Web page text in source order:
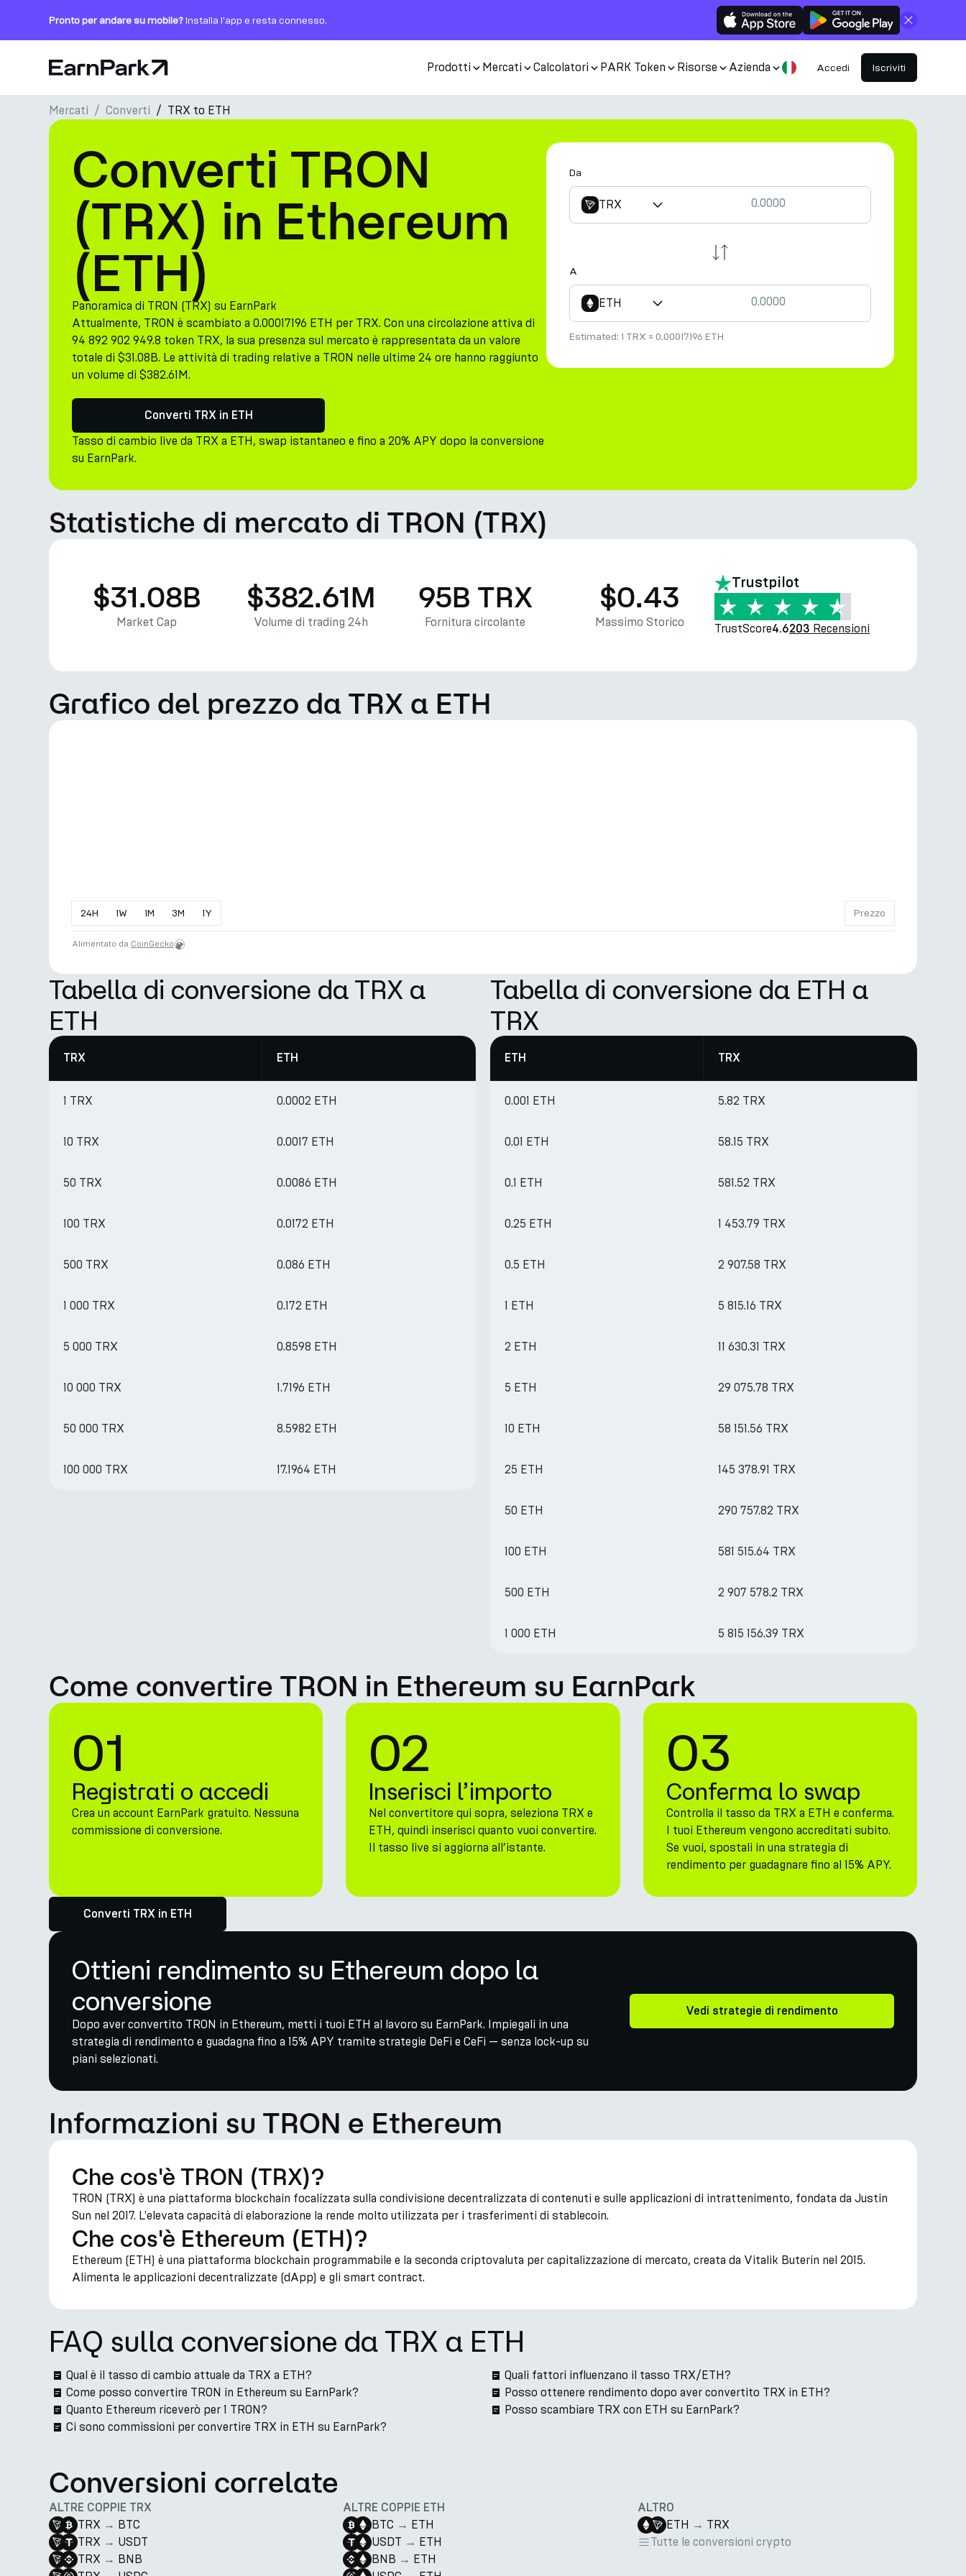
Pronto per andare su mobile?Installa l'app e resta connesso. Chiudi
Pagina principale Prodotti Mercati Calcolatori PARK Token Risorse Azienda Accedi Iscriviti
Prodotti
Mercati
Calcolatori
PARK Token
Risorse
Azienda
Mercati Converti TRX to ETH
Converti TRON
(TRX) in Ethereum
(ETH)
Panoramica di TRON (TRX) su EarnPark
Attualmente, TRON è scambiato a 0.00017196 ETH per TRX. Con una circolazione attiva di
94 892 902 949.8 token TRX, la sua presenza sul mercato è rappresentata da un valore
totale di $31.08B. Le attività di trading relative a TRON nelle ultime 24 ore hanno raggiunto
un volume di $382.61M.
Converti TRX in ETH
Tasso di cambio live da TRX a ETH, swap istantaneo e fino a 20% APY dopo la conversione
su EarnPark.
Da
TRX
A
ETH
Estimated: 1 TRX ≈ 0.00017196 ETH
Statistiche di mercato di TRON (TRX)
$31.08B
Market Cap
$382.61M
Volume di trading 24h
95B TRX
Fornitura circolante
$0.43
Massimo Storico
Trustpilot
TrustScore4.6203 Recensioni
Grafico del prezzo da TRX a ETH
24H 1W 1M 3M 1Y Prezzo
Alimentato da CoinGecko
Tabella di conversione da TRX a
ETH
TRX ETH
1 TRX 0.0002 ETH
10 TRX 0.0017 ETH
50 TRX 0.0086 ETH
100 TRX 0.0172 ETH
500 TRX 0.086 ETH
1 000 TRX 0.172 ETH
5 000 TRX 0.8598 ETH
10 000 TRX 1.7196 ETH
50 000 TRX 8.5982 ETH
100 000 TRX 17.1964 ETH
Tabella di conversione da ETH a
TRX
ETH TRX
0.001 ETH 5.82 TRX
0.01 ETH 58.15 TRX
0.1 ETH 581.52 TRX
0.25 ETH 1 453.79 TRX
0.5 ETH 2 907.58 TRX
1 ETH 5 815.16 TRX
2 ETH 11 630.31 TRX
5 ETH 29 075.78 TRX
10 ETH 58 151.56 TRX
25 ETH 145 378.91 TRX
50 ETH 290 757.82 TRX
100 ETH 581 515.64 TRX
500 ETH 2 907 578.2 TRX
1 000 ETH 5 815 156.39 TRX
Come convertire TRON in Ethereum su EarnPark
01
Registrati o accedi
Crea un account EarnPark gratuito. Nessuna
commissione di conversione.
02
Inserisci l’importo
Nel convertitore qui sopra, seleziona TRX e
ETH, quindi inserisci quanto vuoi convertire.
Il tasso live si aggiorna all’istante.
03
Conferma lo swap
Controlla il tasso da TRX a ETH e conferma.
I tuoi Ethereum vengono accreditati subito.
Se vuoi, spostali in una strategia di
rendimento per guadagnare fino al 15% APY.
Converti TRX in ETH
Ottieni rendimento su Ethereum dopo la
conversione
Dopo aver convertito TRON in Ethereum, metti i tuoi ETH al lavoro su EarnPark. Impiegali in una
strategia di rendimento e guadagna fino a 15% APY tramite strategie DeFi e CeFi — senza lock-up su
piani selezionati.
Vedi strategie di rendimento
Informazioni su TRON e Ethereum
Che cos'è TRON (TRX)?
TRON (TRX) è una piattaforma blockchain focalizzata sulla condivisione decentralizzata di contenuti e sulle applicazioni di intrattenimento, fondata da Justin
Sun nel 2017. L'elevata capacità di elaborazione la rende molto utilizzata per i trasferimenti di stablecoin.
Che cos'è Ethereum (ETH)?
Ethereum (ETH) è una piattaforma blockchain programmabile e la seconda criptovaluta per capitalizzazione di mercato, creata da Vitalik Buterin nel 2015.
Alimenta le applicazioni decentralizzate (dApp) e gli smart contract.
FAQ sulla conversione da TRX a ETH
Qual è il tasso di cambio attuale da TRX a ETH?
Come posso convertire TRON in Ethereum su EarnPark?
Quanto Ethereum riceverò per 1 TRON?
Ci sono commissioni per convertire TRX in ETH su EarnPark?
Quali fattori influenzano il tasso TRX/ETH?
Posso ottenere rendimento dopo aver convertito TRX in ETH?
Posso scambiare TRX con ETH su EarnPark?
Conversioni correlate
ALTRE COPPIE TRX
TRX → BTC
TRX → USDT
TRX → BNB
ALTRE COPPIE ETH
BTC → ETH
USDT → ETH
BNB → ETH
ALTRO
ETH → TRX
Tutte le conversioni crypto